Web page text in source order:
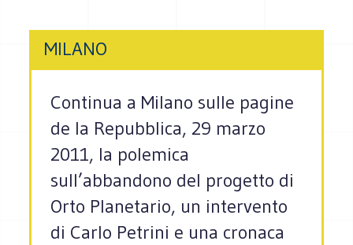
MILANO
Continua a Milano sulle pagine
de la Repubblica, 29 marzo
2011, la polemica
sull’abbandono del progetto di
Orto Planetario, un intervento
di Carlo Petrini e una cronaca